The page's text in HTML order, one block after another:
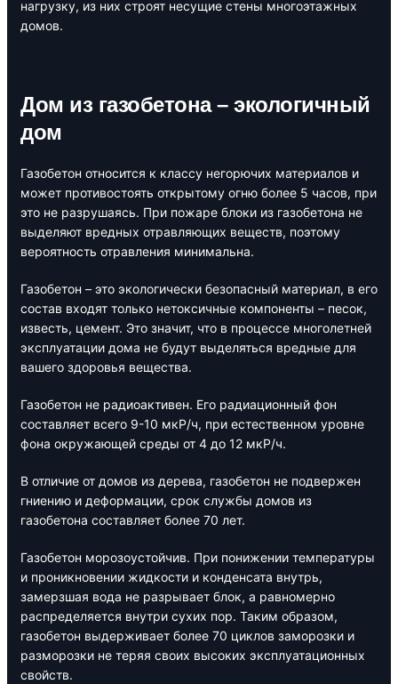
нагрузку, из них строят несущие стены многоэтажных
домов.
Дом из газобетона – экологичный
дом
Газобетон относится к классу негорючих материалов и
может противостоять открытому огню более 5 часов, при
это не разрушаясь. При пожаре блоки из газобетона не
выделяют вредных отравляющих веществ, поэтому
вероятность отравления минимальна.
Газобетон – это экологически безопасный материал, в его
состав входят только нетоксичные компоненты – песок,
известь, цемент. Это значит, что в процессе многолетней
эксплуатации дома не будут выделяться вредные для
вашего здоровья вещества.
Газобетон не радиоактивен. Его радиационный фон
составляет всего 9-10 мкР/ч, при естественном уровне
фона окружающей среды от 4 до 12 мкР/ч.
В отличие от домов из дерева, газобетон не подвержен
гниению и деформации, срок службы домов из
газобетона составляет более 70 лет.
Газобетон морозоустойчив. При понижении температуры
и проникновении жидкости и конденсата внутрь,
замерзшая вода не разрывает блок, а равномерно
распределяется внутри сухих пор. Таким образом,
газобетон выдерживает более 70 циклов заморозки и
разморозки не теряя своих высоких эксплуатационных
свойств.